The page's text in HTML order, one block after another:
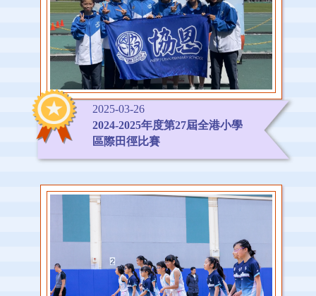
2025-03-26
2024-2025年度第27屆全港小學
區際田徑比賽